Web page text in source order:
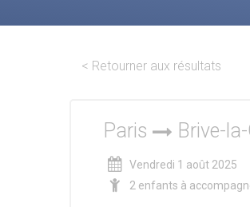
< Retourner aux résultats
Paris Brive-
Vendredi 1 août 2025
2 enfants à